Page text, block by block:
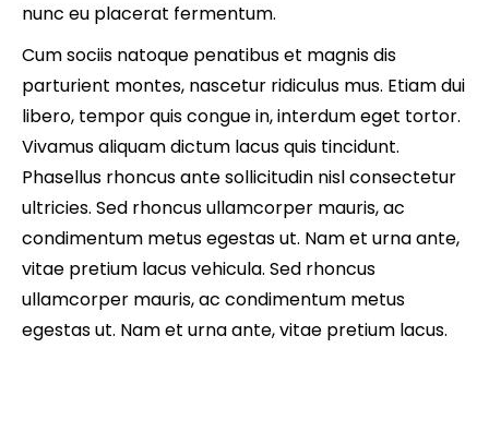
nunc eu placerat fermentum.
Cum sociis natoque penatibus et magnis dis
parturient montes, nascetur ridiculus mus. Etiam dui
libero, tempor quis congue in, interdum eget tortor.
Vivamus aliquam dictum lacus quis tincidunt.
Phasellus rhoncus ante sollicitudin nisl consectetur
ultricies. Sed rhoncus ullamcorper mauris, ac
condimentum metus egestas ut. Nam et urna ante,
vitae pretium lacus vehicula. Sed rhoncus
ullamcorper mauris, ac condimentum metus
egestas ut. Nam et urna ante, vitae pretium lacus.